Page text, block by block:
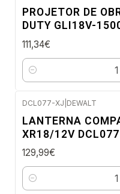
PROJETOR DE
DUTY GLI18V-
111,34€
Quantidade
DCL077-XJ DEWALT
LANTERNA
XR18/12V DCL077
129,99€
Quantidade